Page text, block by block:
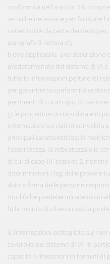
conformità dell'articolo 14,
tecniche necessarie per facilitare
sistemi di IA da parte dei
paragrafo 3, lettera d);
f) ove applicabile, una
predeterminate del sistema di IA
tutte le informazioni pertinenti
per garantire la conformità
pertinenti di cui al capo III, sezione
g) le procedure di convalida e di
informazioni sui dati di convalida
principali caratteristiche; le
l'accuratezza, la robustezza e la
di cui al capo III, sezione 2,
discriminatori; i log delle prove e
data e firma delle persone
modifiche predeterminate di cui
h) le misure di cibersicurezza poste
3. Informazioni dettagliate sul
controllo del sistema di IA, in
capacità e limitazioni in termini di